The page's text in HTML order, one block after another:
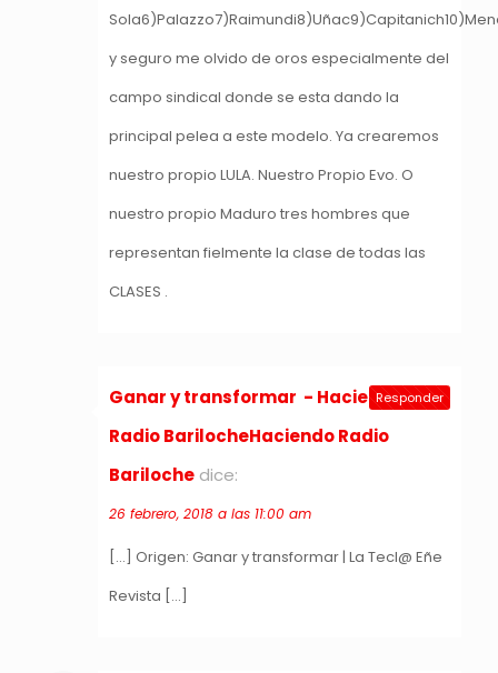
y seguro me olvido de oros especialmente del
campo sindical donde se esta dando la
principal pelea a este modelo. Ya crearemos
nuestro propio LULA. Nuestro Propio Evo. O
nuestro propio Maduro tres hombres que
representan fielmente la clase de todas las
CLASES .
Ganar y transformar - Haciendo
Radio BarilocheHaciendo Radio
Bariloche dice:
26 febrero, 2018 a las 11:00 am
[…] Origen: Ganar y transformar | La Tecl@ Eñe
Revista […]
Responder